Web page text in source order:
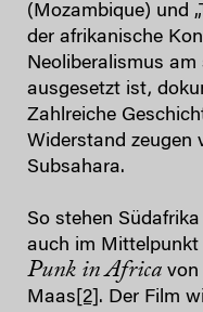
(Mozambique) und
der afrikanische
Neoliberalismus
ausgesetzt ist,
Zahlreiche
Widerstand zeugen
Subsahara.
So stehen
auch im
Punk in Africa von
Maas [2] . Der Film